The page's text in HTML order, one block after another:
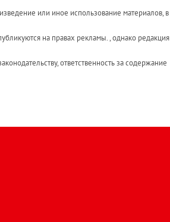
или иное использование материалов, в
на правах рекламы. , однако редакция
ответственность за содержание